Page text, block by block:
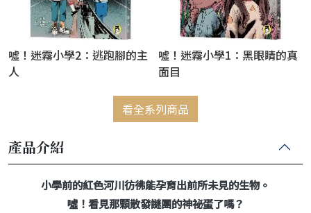
噓！迷霧小學2：逃跑腳的主
人
噓！迷霧小學1：黑眼睛的真
面目
看全系列商品
產品介紹
小學前的紅色河川彷彿能孕育出前所未見的生物。
噓！看見那顆散發謎團的神祕蛋了嗎？